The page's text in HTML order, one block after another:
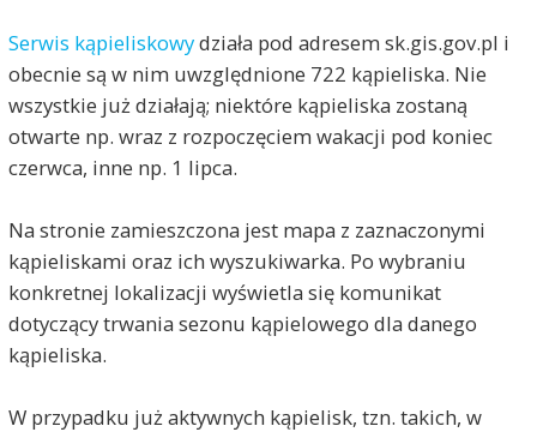
Serwis kąpieliskowydziała pod adresem sk.gis.gov.pl i
obecnie są w nim uwzględnione 722 kąpieliska. Nie
wszystkie już działają; niektóre kąpieliska zostaną
otwarte np. wraz z rozpoczęciem wakacji pod koniec
czerwca, inne np. 1 lipca.
Na stronie zamieszczona jest mapa z zaznaczonymi
kąpieliskami oraz ich wyszukiwarka. Po wybraniu
konkretnej lokalizacji wyświetla się komunikat
dotyczący trwania sezonu kąpielowego dla danego
kąpieliska.
W przypadku już aktywnych kąpielisk, tzn. takich, w